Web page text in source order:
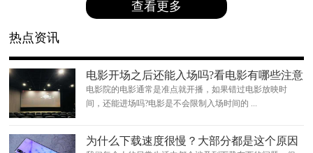
查看更多
热点资讯
电影开场之后还能入场吗?看电影有哪些注意
事项?
电影院的电影通常是准点就开播，如果错过电影放映时
间，还能进场吗?电影是不会限制入场时间的 ...
为什么下载速度很慢？大部分都是这个原因